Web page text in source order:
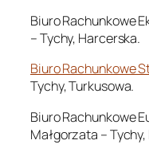
Biuro Rachunkowe
– Tychy, Harcerska.
Biuro Rachunkowe
Tychy, Turkusowa.
Biuro Rachunkowe
Małgorzata –